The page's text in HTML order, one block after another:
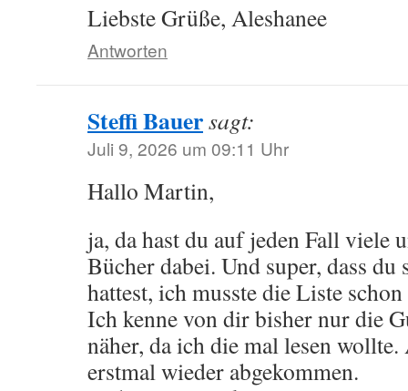
Liebste Grüße, Aleshanee
Antworten
Steffi Bauersagt:
Juli 9, 2026 um 09:11 Uhr
Hallo Martin,
ja, da hast du auf jeden Fall viele
Bücher dabei. Und super, dass
hattest, ich musste die Liste
Ich kenne von dir bisher nur die
näher, da ich die mal lesen
erstmal wieder abgekommen.